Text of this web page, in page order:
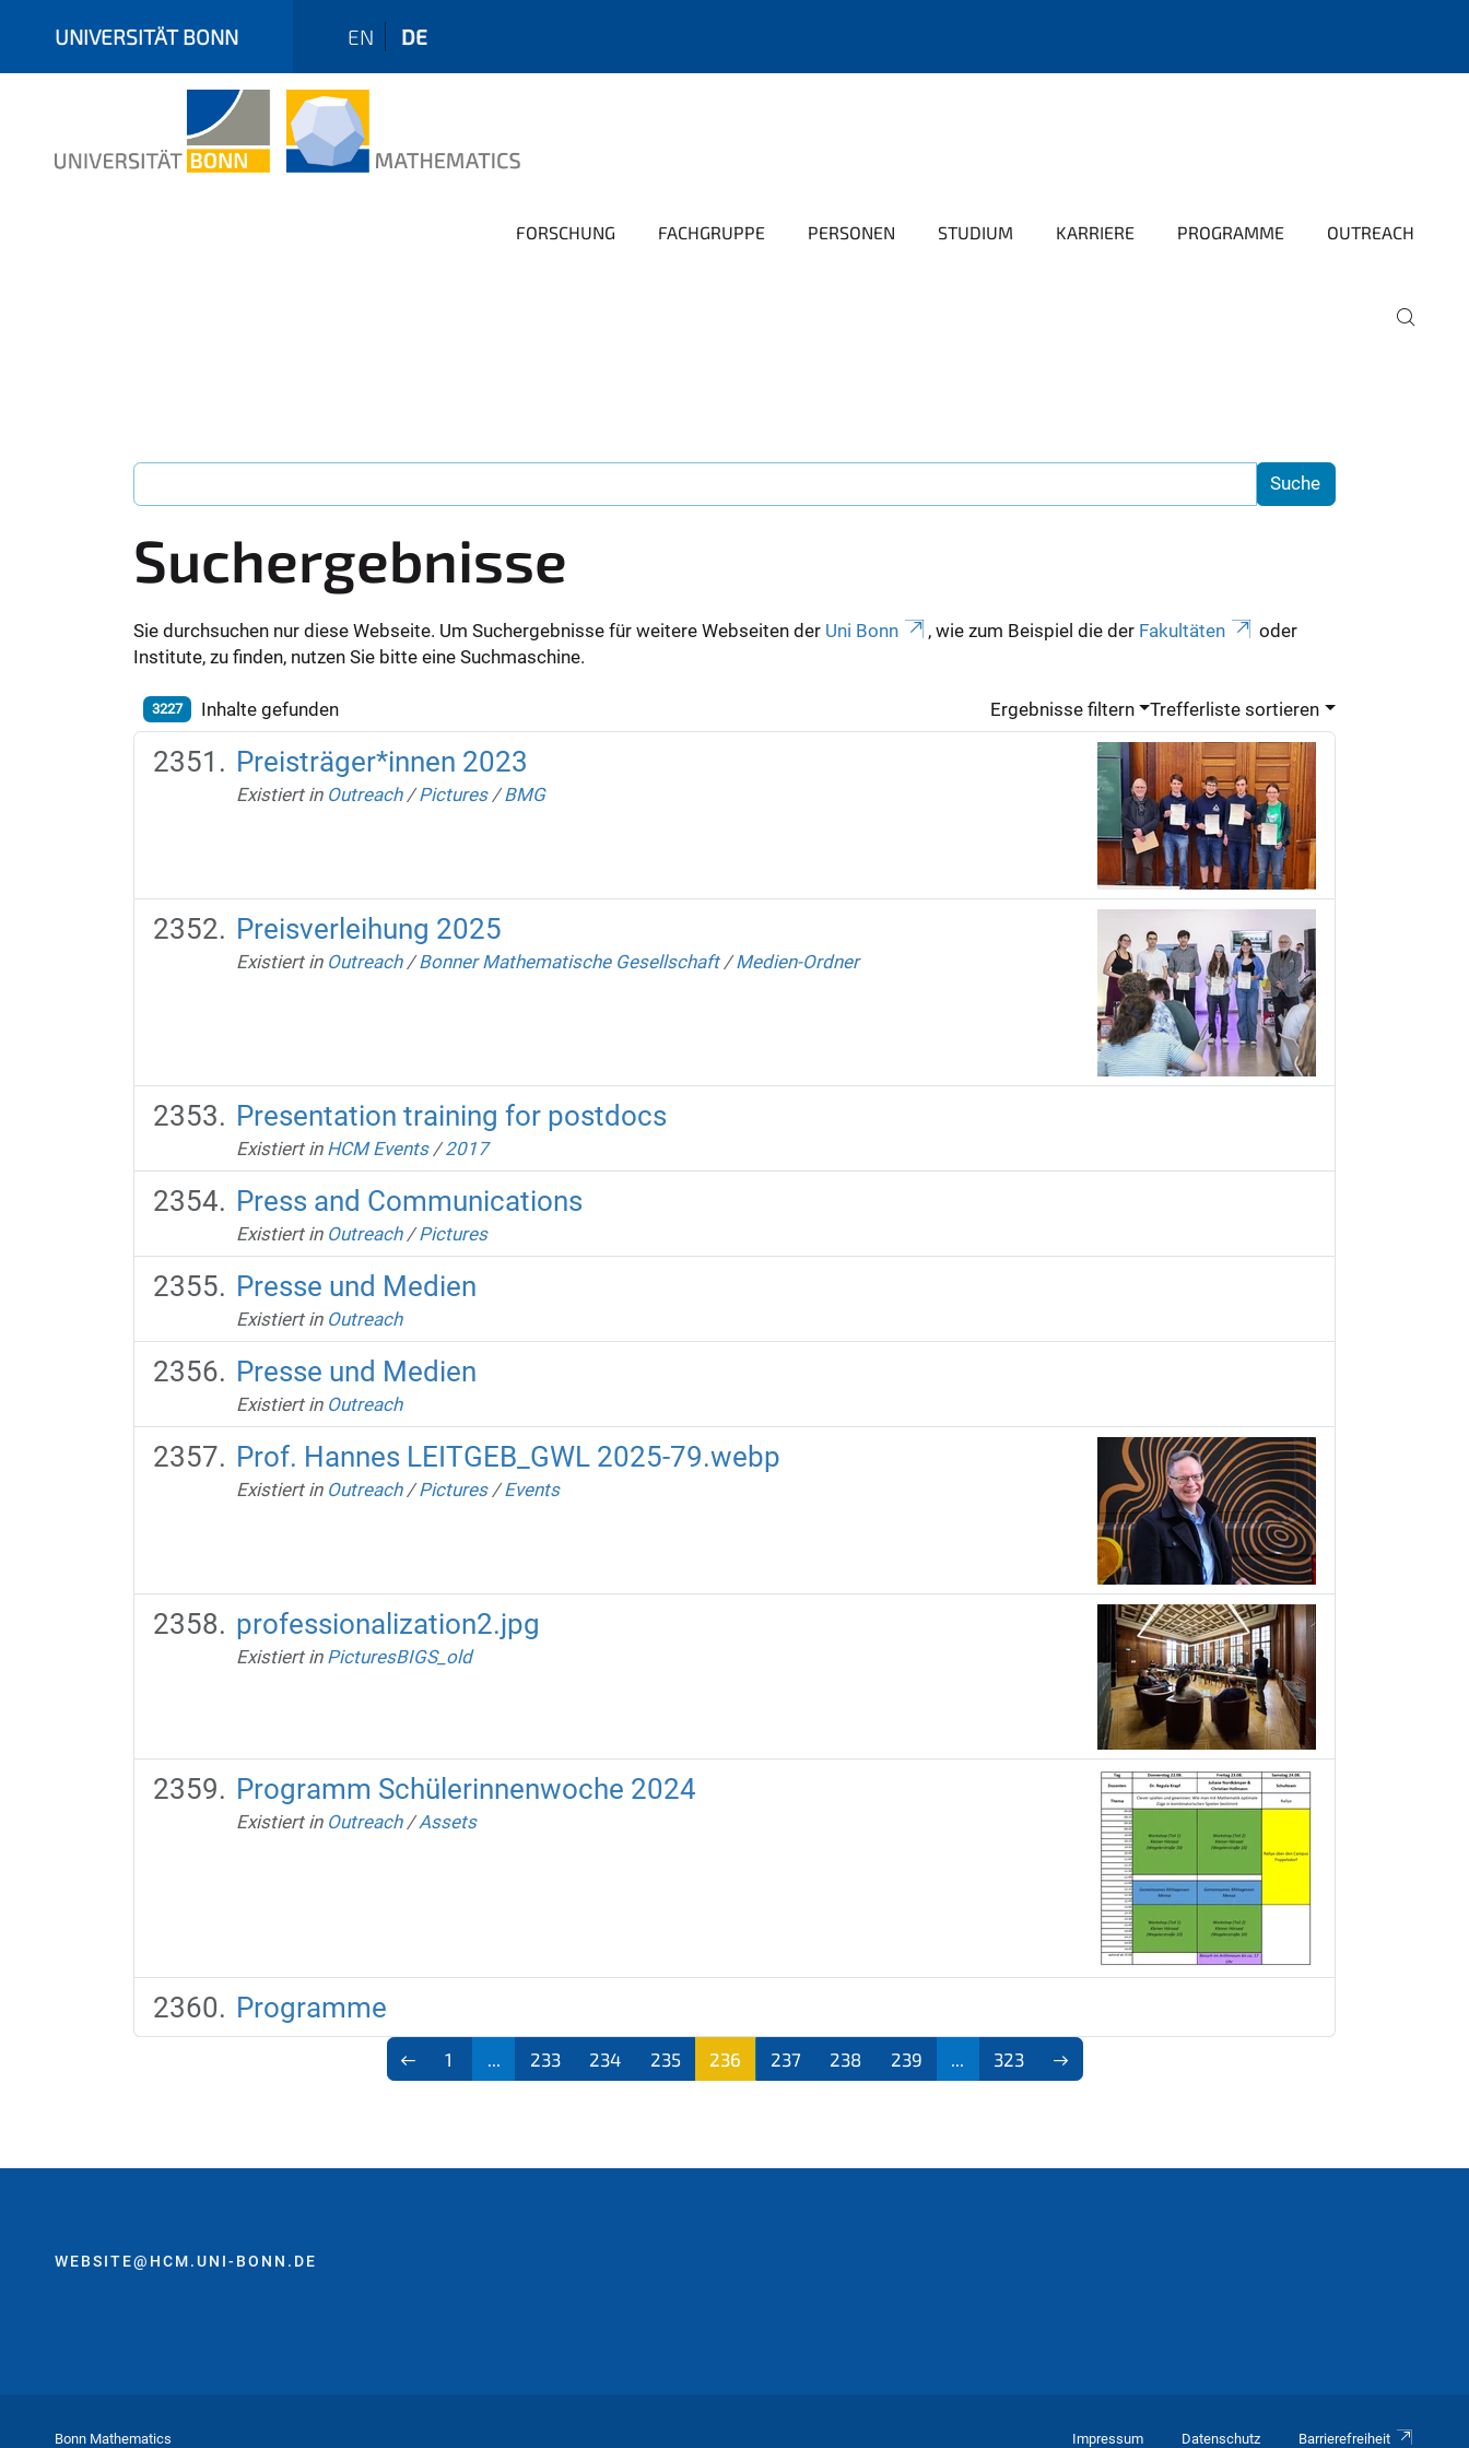
UNIVERSITÄT BONN EN DE
FORSCHUNG FACHGRUPPE PERSONEN STUDIUM KARRIERE PROGRAMME OUTREACH
Suchergebnisse
Sie durchsuchen nur diese Webseite. Um Suchergebnisse für weitere Webseiten der Uni Bonn , wie zum Beispiel die der Fakultäten
oder
Institute, zu finden, nutzen Sie bitte eine Suchmaschine.
3227 Inhalte gefunden Ergebnisse filtern Trefferliste sortieren
Preisträger*innen 2023
Existiert in Outreach /Pictures /BMG
Preisverleihung 2025
Existiert in Outreach /Bonner Mathematische Gesellschaft /Medien-Ordner
Presentation training for postdocs
Existiert in HCM Events /2017
Press and Communications
Existiert in Outreach /Pictures
Presse und Medien
Existiert in Outreach
Presse und Medien
Existiert in Outreach
Prof. Hannes LEITGEB_GWL 2025-79.webp
Existiert in Outreach /Pictures /Events
professionalization2.jpg
Existiert in PicturesBIGS_old
Programm Schülerinnenwoche 2024
Existiert in Outreach /Assets
Programme
1 233 234 235
236
237 238 239 323
WEBSITE@HCM.UNI-BONN.DE
Bonn Mathematics Impressum Datenschutz Barrierefreiheit